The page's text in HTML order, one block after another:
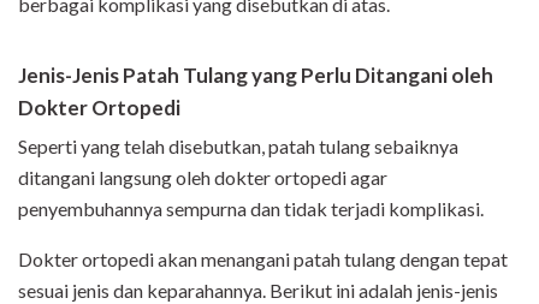
Jenis-Jenis Patah Tulang yang Perlu Ditangani oleh
Dokter Ortopedi
Seperti yang telah disebutkan, patah tulang sebaiknya
ditangani langsung oleh dokter ortopedi agar
penyembuhannya sempurna dan tidak terjadi komplikasi.
Dokter ortopedi akan menangani patah tulang dengan tepat
sesuai jenis dan keparahannya. Berikut ini adalah jenis-jenis